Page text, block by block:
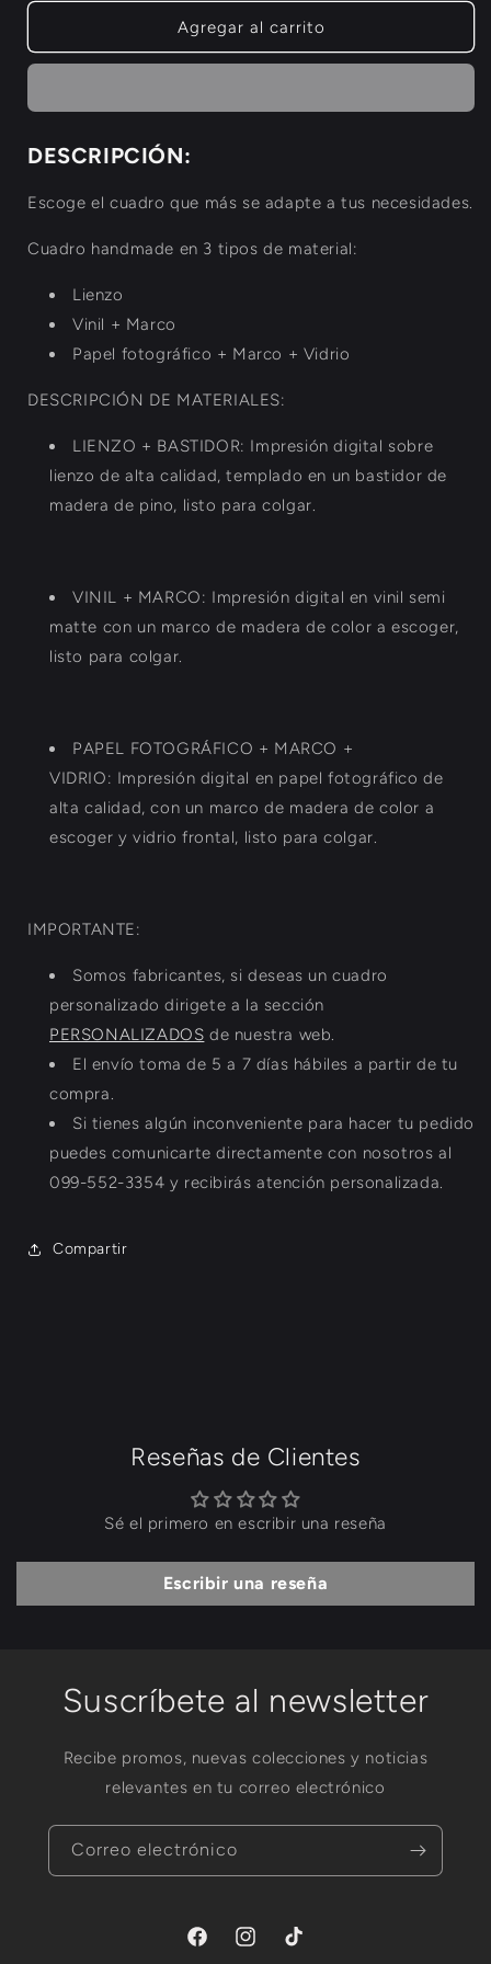
Silhouette
Agregar al carrito
DESCRIPCIÓN:
Escoge el cuadro que más se adapte a tus necesidades.
Cuadro handmade en 3 tipos de material:
Lienzo
Vinil + Marco
Papel fotográfico + Marco + Vidrio
DESCRIPCIÓN DE MATERIALES:
LIENZO + BASTIDOR: Impresión digital sobre
lienzo de alta calidad, templado en un bastidor de
madera de pino, listo para colgar.
VINIL + MARCO: Impresión digital en vinil semi
matte con un marco de madera de color a escoger,
listo para colgar.
PAPEL FOTOGRÁFICO + MARCO +
VIDRIO: Impresión digital en papel fotográfico de
alta calidad, con un marco de madera de color a
escoger y vidrio frontal, listo para colgar.
IMPORTANTE:
Somos fabricantes, si deseas un cuadro
personalizado dirigete a la sección
PERSONALIZADOS de nuestra web.
El envío toma de 5 a 7 días hábiles a partir de tu
compra.
Si tienes algún inconveniente para hacer tu pedido
puedes comunicarte directamente con nosotros al
099-552-3354 y recibirás atención personalizada.
Compartir
Reseñas de Clientes
Sé el primero en escribir una reseña
Escribir una reseña
Suscríbete al newsletter
Recibe promos, nuevas colecciones y noticias
relevantes en tu correo electrónico
Correo electrónico
FacebookInstagramTikTok